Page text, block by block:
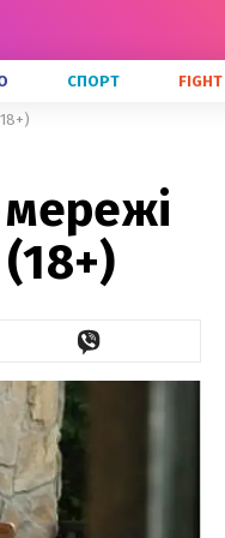
СПОРТ FIGHT